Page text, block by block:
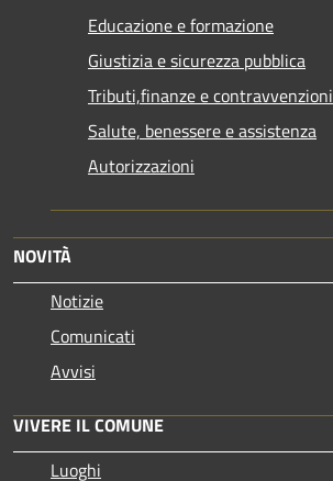
Educazione e formazione
Giustizia e sicurezza pubblica
Tributi,finanze e contravvenzioni
Salute, benessere e assistenza
Autorizzazioni
NOVITÀ
Notizie
Comunicati
Avvisi
VIVERE IL COMUNE
Luoghi